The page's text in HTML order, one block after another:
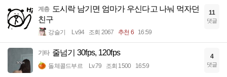
계층 도시락 남기면 엄마가 우신다고 나눠 먹자던
친구
강슬기 Lv.94 조회 2067 추천 6 16:59
11
댓글
기타 줄넘기 30fps, 120fps
돌체콜드부르 Lv.79 조회 1500 16:59
4
댓글